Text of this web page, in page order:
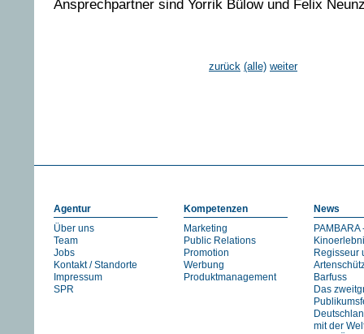
Ansprechpartner sind Yorrik Bülow und Felix
zurück (alle) weiter
Agentur
Über uns
Team
Jobs
Kontakt / Standorte
Impressum
SPR
Kompetenzen
Marketing
Public Relations
Promotion
Werbung
Produktmanagement
News
Regisseur
Barfuss
Das
mit der